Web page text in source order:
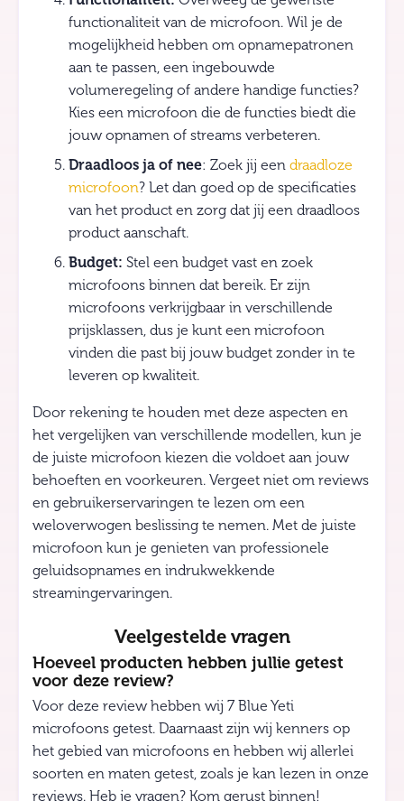
functionaliteit van de microfoon. Wil je de
mogelijkheid hebben om opnamepatronen
aan te passen, een ingebouwde
volumeregeling of andere handige functies?
Kies een microfoon die de functies biedt die
jouw opnamen of streams verbeteren.
Draadloos ja of nee: Zoek jij een draadloze
microfoon? Let dan goed op de specificaties
van het product en zorg dat jij een draadloos
product aanschaft.
Budget: Stel een budget vast en zoek
microfoons binnen dat bereik. Er zijn
microfoons verkrijgbaar in verschillende
prijsklassen, dus je kunt een microfoon
vinden die past bij jouw budget zonder in te
leveren op kwaliteit.
Door rekening te houden met deze aspecten en
het vergelijken van verschillende modellen, kun je
de juiste microfoon kiezen die voldoet aan jouw
behoeften en voorkeuren. Vergeet niet om reviews
en gebruikerservaringen te lezen om een
weloverwogen beslissing te nemen. Met de juiste
microfoon kun je genieten van professionele
geluidsopnames en indrukwekkende
streamingervaringen.
Veelgestelde vragen
Hoeveel producten hebben jullie getest
voor deze review?
Voor deze review hebben wij 7 Blue Yeti
microfoons getest. Daarnaast zijn wij kenners op
het gebied van microfoons en hebben wij allerlei
soorten en maten getest, zoals je kan lezen in onze
reviews. Heb je vragen? Kom gerust binnen!